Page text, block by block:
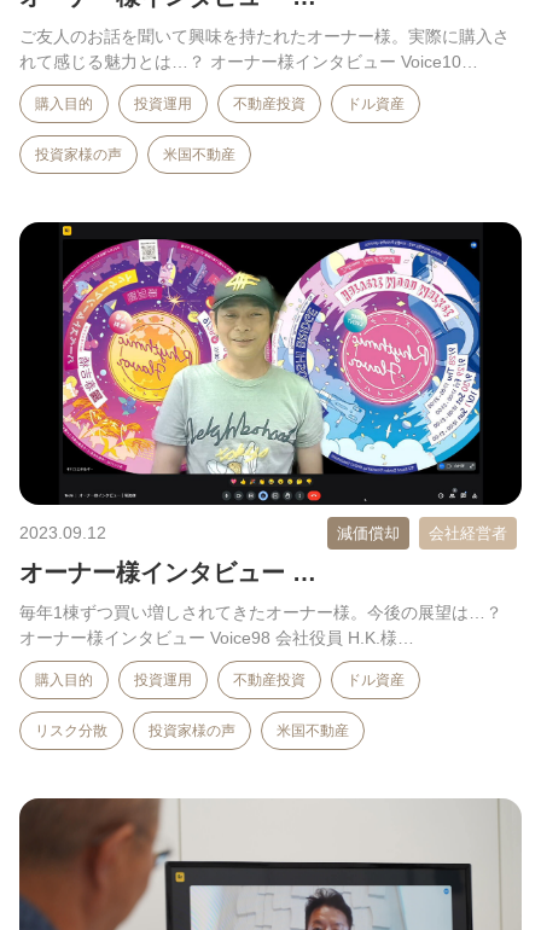
ご友人のお話を聞いて興味を持たれたオーナー様。実際に購入さ
れて感じる魅力とは…？ オーナー様インタビュー Voice10…
購入目的 投資運用 不動産投資 ドル資産
投資家様の声 米国不動産
2023.09.12 減価償却 会社経営者
オーナー様インタビュー …
毎年1棟ずつ買い増しされてきたオーナー様。今後の展望は…？
オーナー様インタビュー Voice98 会社役員 H.K.様…
購入目的 投資運用 不動産投資 ドル資産
リスク分散 投資家様の声 米国不動産